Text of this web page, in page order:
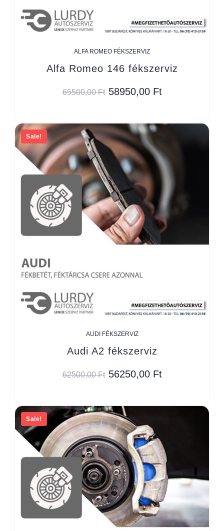
ALFA ROMEO FÉKSZERVIZ
Alfa Romeo 146 fékszerviz
65500,00Ft 58950,00 Ft
Sale!
AUDI FÉKSZERVIZ
Audi A2 fékszerviz
62500,00Ft 56250,00 Ft
Sale!